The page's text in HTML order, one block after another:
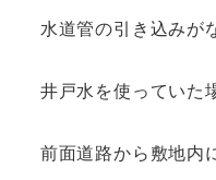
水道管の引き込みが
井戸水を使っていた
前面道路から敷地内